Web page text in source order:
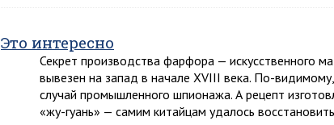
Это интересно
Секрет производства фарфора — искусственного
вывезен на запад в начале XVIII века. По-
случай промышленного шпионажа. А рецепт
«жу-гуань» — самим китайцам удалось